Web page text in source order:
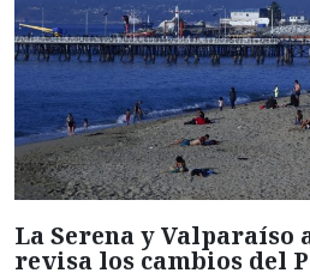
La Serena y Valparaíso
revisa los cambios del